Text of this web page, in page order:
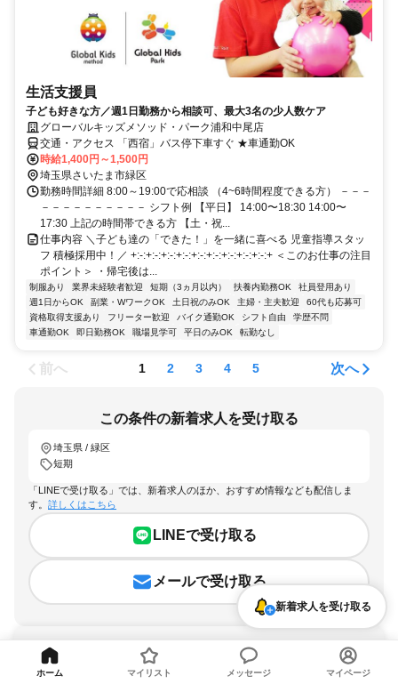
生活支援員
子ども好きな方／週1日勤務から相談可、最大3名の少人数ケア
グローバルキッズメソッド・パーク浦和中尾店
交通・アクセス 「西宿」バス停下車すぐ ★車通勤OK
時給1,400円～1,500円
埼玉県さいたま市緑区
勤務時間詳細 8:00～19:00で応相談 （4~6時間程度できる方） －－－
－－－－－－－－－－ シフト例 【平日】 14:00〜18:30 14:00〜
17:30 上記の時間帯できる方 【土・祝...
仕事内容 ＼子ども達の「できた！」を一緒に喜べる 児童指導スタッ
フ 積極採用中！／ +:-:+:-:+:-:+:-:+:-:+:-:+:-:+:-:+:-:+ ＜このお仕事の注目
ポイント＞ ・帰宅後は...
制服あり 業界未経験者歓迎 短期（3ヵ月以内） 扶養内勤務OK
社員登用あり
週1日からOK
副業・WワークOK 土日祝のみOK 主婦・主夫歓迎
60代も応募可
資格取得支援あり
フリーター歓迎 バイク通勤OK シフト自由
学歴不問
車通勤OK
即日勤務OK 職場見学可 平日のみOK 転勤なし
前へ 1 2 3 4 5 次へ
この条件の新着求人を受け取る
埼玉県 / 緑区
短期
「LINEで受け取る」では、新着求人のほか、おすすめ情報なども配信しま
す。 詳しくはこちら
LINEで受け取る
メールで受け取る
新着求人を受け取る
ホーム マイリスト メッセージ マイページ